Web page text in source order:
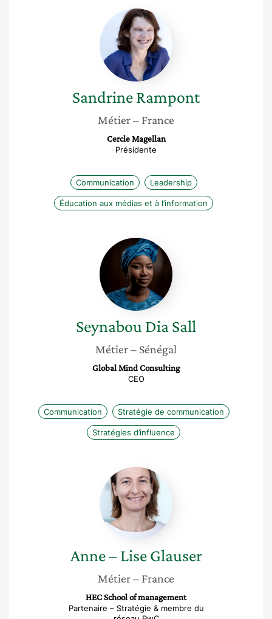
Sandrine
Rampont
SandrineRampont
Métier– France
Cercle Magellan
Présidente
Communication Leadership
Éducation aux médias et à l’information
Seynabou
Dia
Sall
Seynabou Dia Sall
Métier– Sénégal
Global Mind Consulting
CEO
Communication Stratégie de communication
Stratégies d’influence
Anne
–
Lise
Glauser
Anne – Lise Glauser
Métier– France
HEC School of management
Partenaire – Stratégie & membre du